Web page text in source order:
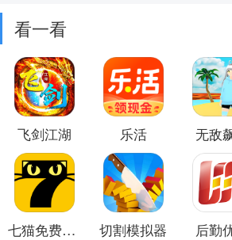
看一看
飞剑江湖 乐活 无敌
七猫免费小说 切割模拟器 后勤